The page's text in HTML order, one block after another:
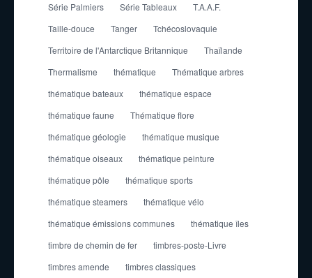
Série Palmiers
Série Tableaux
T.A.A.F.
Taille-douce
Tanger
Tchécoslovaquie
Territoire de l'Antarctique Britannique
Thaïlande
Thermalisme
thématique
Thématique arbres
thématique bateaux
thématique espace
thématique faune
Thématique flore
thématique géologie
thématique musique
thématique oiseaux
thématique peinture
thématique pôle
thématique sports
thématique steamers
thématique vélo
thématique émissions communes
thématique îles
timbre de chemin de fer
timbres-poste-Livre
timbres amende
timbres classiques